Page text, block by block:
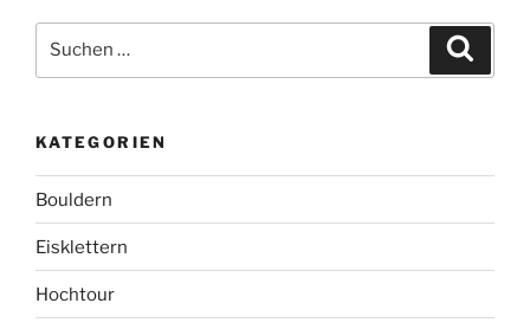
nach:
KATEGORIEN
Bouldern
Eisklettern
Hochtour